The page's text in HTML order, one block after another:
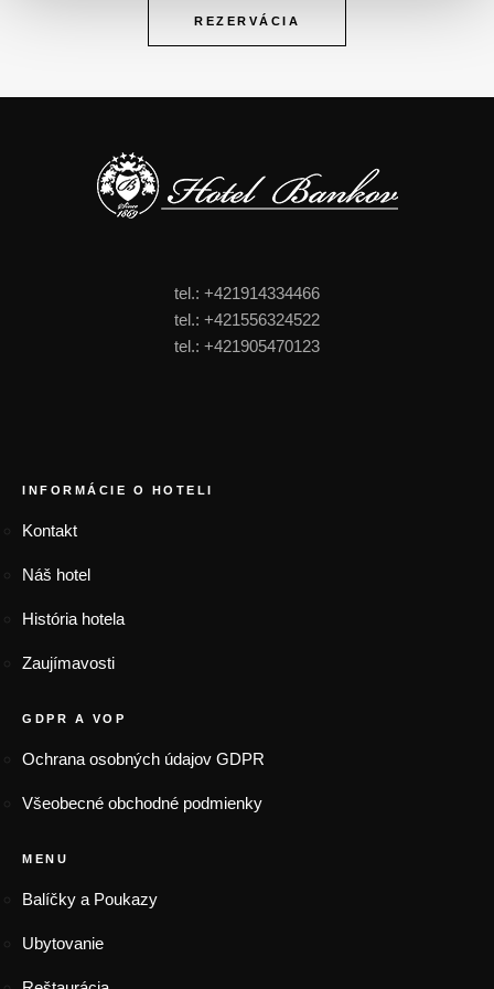
REZERVÁCIA
tel.: +421914334466
tel.: +421556324522
tel.: +421905470123
INFORMÁCIE O HOTELI
Kontakt
Náš hotel
História hotela
Zaujímavosti
GDPR A VOP
Ochrana osobných údajov GDPR
Všeobecné obchodné podmienky
MENU
Balíčky a Poukazy
Ubytovanie